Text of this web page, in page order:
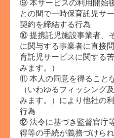
⑨ 本サービスの利用開始
との間で一時保育託児サ
契約を締結する行為
⑩ 提携託児施設事業者、
に関与する事業者に直接
育託児サービスに関する
みます。）
⑪ 本人の同意を得ること
（いわゆるフィッシング
みます。）により他社の
行為
⑫ 法令に基づき監督官庁
得等の手続が義務づけら